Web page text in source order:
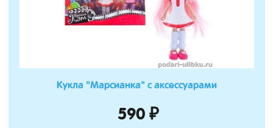
Кукла "Марсианка" с аксессуарами
590 ₽